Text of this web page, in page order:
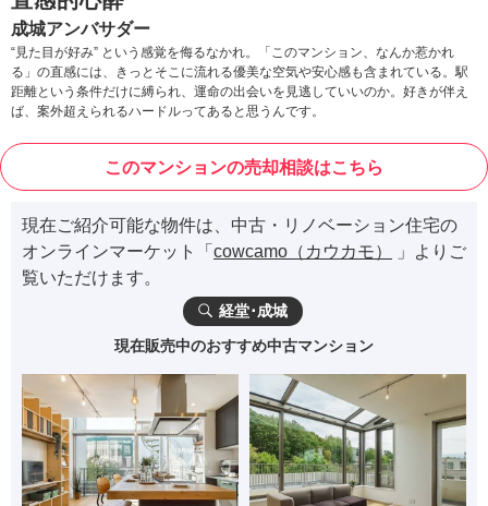
成城アンバサダー
“見た目が好み” という感覚を侮るなかれ。「このマンション、なんか惹かれ
る」の直感には、きっとそこに流れる優美な空気や安心感も含まれている。駅
距離という条件だけに縛られ、運命の出会いを見逃していいのか。好きが伴え
ば、案外超えられるハードルってあると思うんです。
このマンションの売却相談はこちら
現在ご紹介可能な物件は、中古・リノベーション住宅の
オンラインマーケット「 cowcamo（カウカモ）
」よりご
覧いただけます。
経堂･成城
現在販売中のおすすめ中古マンション